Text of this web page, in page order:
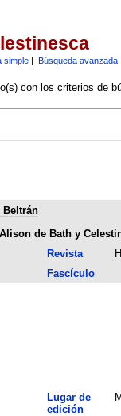
simple| Búsqueda avanzada
con los criterios de
Beltrán
de Bath y
Revista
Fascículo
Lugar de
edición